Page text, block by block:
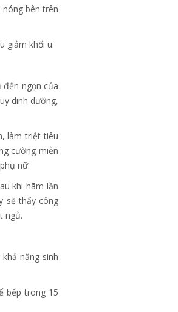
bên trên
giảm khối u.
đến ngọn của
dinh dưỡng,
làm triệt tiêu
cường miễn
nữ.
khi hãm lần
sẽ thấy công
ngủ.
năng sinh
bếp trong 15